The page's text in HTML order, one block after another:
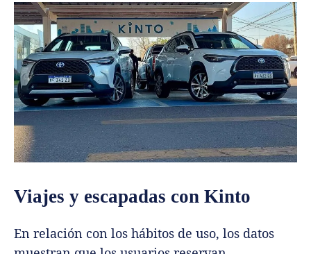
Viajes y escapadas con Kinto
En relación con los hábitos de uso, los datos